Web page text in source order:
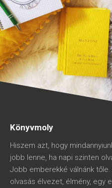
Könyvmoly
Hiszem azt, hogy
jobb lenne, ha napi szinten
Jobb emberekké válnánk
olvasás élvezet, élmény, egy